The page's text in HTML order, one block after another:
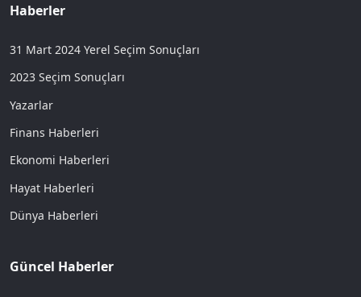
Haberler
31 Mart 2024 Yerel Seçim Sonuçları
2023 Seçim Sonuçları
Yazarlar
Finans Haberleri
Ekonomi Haberleri
Hayat Haberleri
Dünya Haberleri
Güncel Haberler